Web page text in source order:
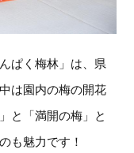
ぱく梅林」は、県
は園内の梅の開花
と「満開の梅」と
も魅力です！